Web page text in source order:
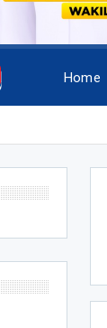
Home